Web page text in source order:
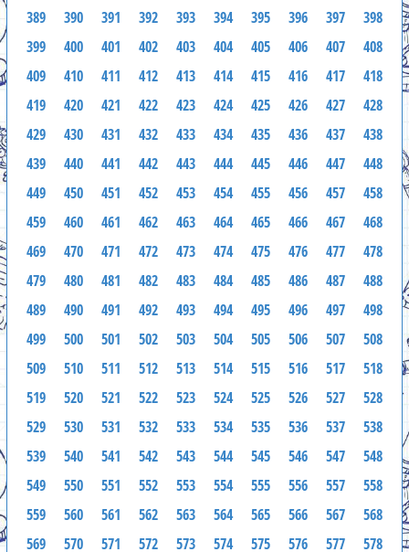
389
390 391 392 393 394 395 396 397
398
399
400 401 402 403 404 405 406 407
408
409
410 411 412 413 414 415 416 417
418
419
420 421 422 423 424 425 426 427
428
429
430 431 432 433 434 435 436 437
438
439
440 441 442 443 444 445 446 447
448
449
450 451 452 453 454 455 456 457
458
459
460 461 462 463 464 465 466 467
468
469
470 471 472 473 474 475 476 477
478
479
480 481 482 483 484 485 486 487
488
489
490 491 492 493 494 495 496 497
498
499
500 501 502 503 504 505 506 507
508
509
510 511 512 513 514 515 516 517
518
519
520 521 522 523 524 525 526 527
528
529
530 531 532 533 534 535 536 537
538
539
540 541 542 543 544 545 546 547
548
549
550 551 552 553 554 555 556 557
558
559
560 561 562 563 564 565 566 567
568
569
570 571 572 573 574 575 576 577 578